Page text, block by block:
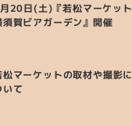
20日(土)『若松マーケット
須賀ビアガーデン』開催
松マーケットの取材や撮影に
いて